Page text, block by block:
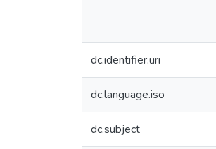
dc.identifier.uri
dc.language.iso
dc.subject